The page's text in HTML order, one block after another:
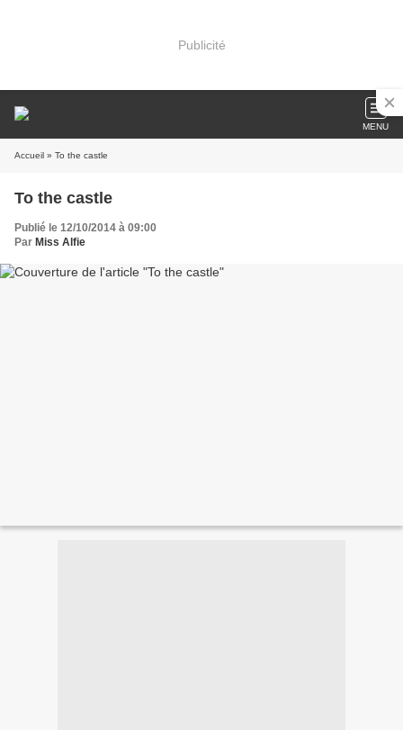
Publicité
MENU
Accueil » To the castle
To the castle
Publié le 12/10/2014 à 09:00
Par Miss Alfie